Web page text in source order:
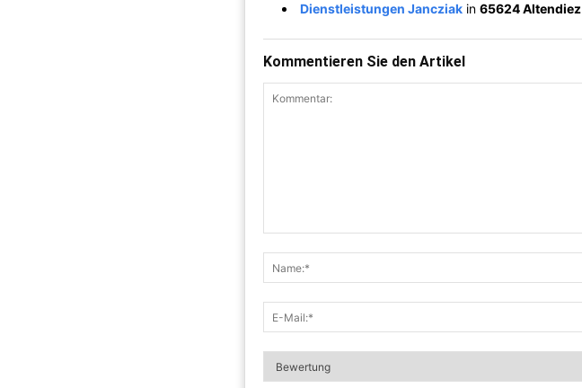
Dienstleistungen Jancziak in 65624 Altendiez
Kommentieren Sie den Artikel